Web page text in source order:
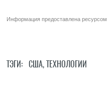
Информация предоставлена ресурсом
ТЭГИ: США,ТЕХНОЛОГИИ